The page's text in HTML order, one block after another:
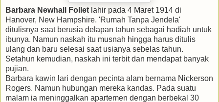
Barbara Newhall Follet lahir pada 4 Maret 1914 di
Hanover, New Hampshire. 'Rumah Tanpa Jendela'
ditulisnya saat berusia delapan tahun sebagai hadiah untuk
ibunya. Namun naskah itu musnah hingga harus ditulis
ulang dan baru selesai saat usianya sebelas tahun.
Setahun kemudian, naskah ini terbit dan mendapat banyak
pujian.
Barbara kawin lari dengan pecinta alam bernama Nickerson
Rogers. Namun hubungan mereka kandas. Pada suatu
malam ia meninggalkan apartemen dengan berbekal 30